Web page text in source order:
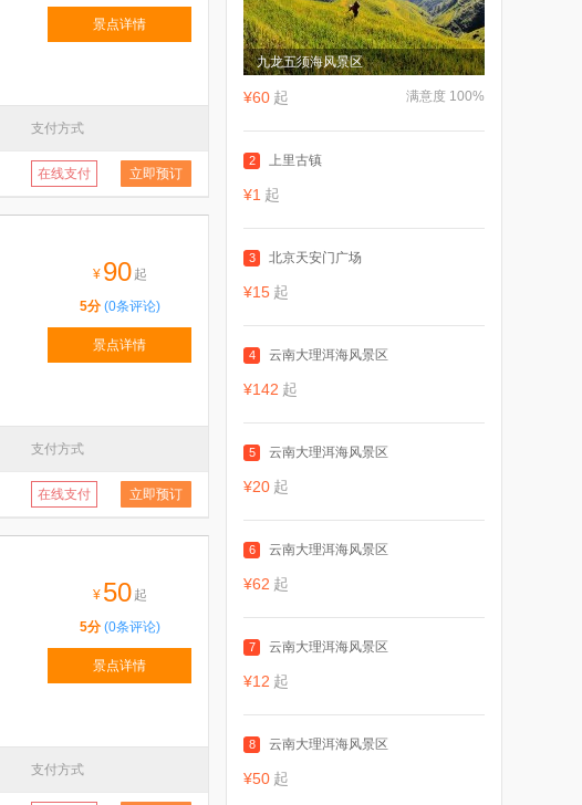
景点详情
支付方式
在线支付 立即预订
¥ 90 起
5分(0条评论)
景点详情
支付方式
在线支付 立即预订
¥ 50 起
5分(0条评论)
景点详情
支付方式
九龙五须海风景区
满意度 100%
¥60 起
2 上里古镇
¥1 起
3 北京天安门广场
¥15 起
4 云南大理洱海风景区
¥142 起
5 云南大理洱海风景区
¥20 起
6 云南大理洱海风景区
¥62 起
7 云南大理洱海风景区
¥12 起
8 云南大理洱海风景区
¥50 起